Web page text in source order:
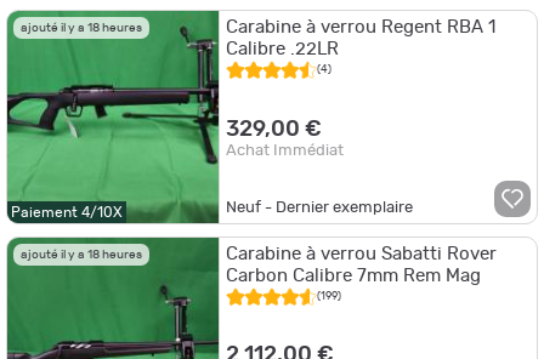
ajouté il y a 18 heures
Paiement 4/10X
Carabine à verrou Regent RBA 1
Calibre .22LR
(4)
329,00 €
Achat Immédiat
Neuf - Dernier exemplaire
ajouté il y a 18 heures
Carabine à verrou Sabatti Rover
Carbon Calibre 7mm Rem Mag
(199)